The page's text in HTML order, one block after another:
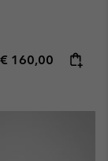
price:
Maximum price:
€ 160,00